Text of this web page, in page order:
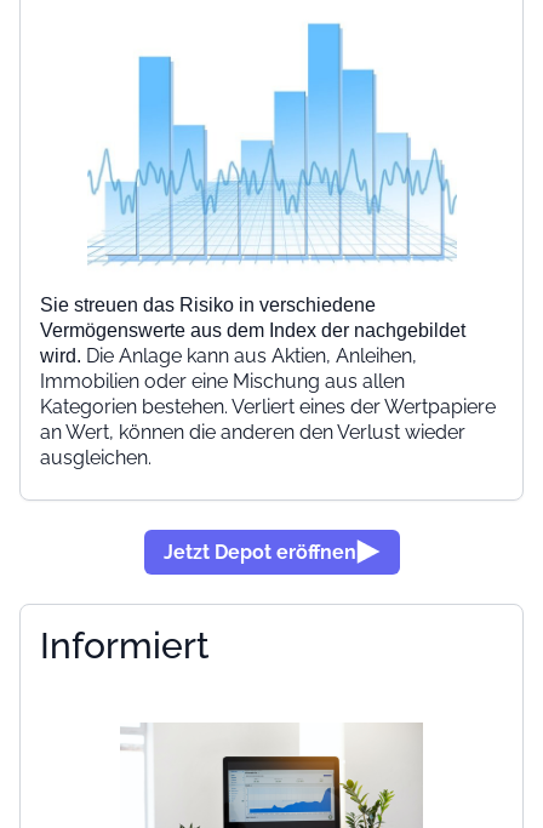
Sie streuen das Risiko in verschiedene
Vermögenswerte aus dem Index der nachgebildet
wird. Die Anlage kann aus Aktien, Anleihen,
Immobilien oder eine Mischung aus allen
Kategorien bestehen. Verliert eines der Wertpapiere
an Wert, können die anderen den Verlust wieder
ausgleichen.
Jetzt Depot eröffnen
Informiert